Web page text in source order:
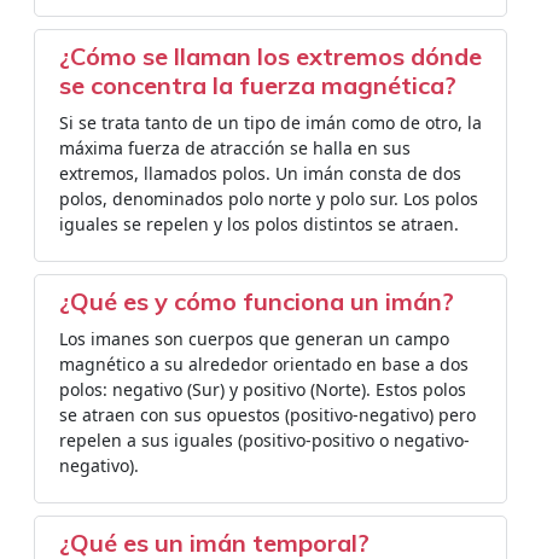
¿Cómo se llaman los extremos dónde
se concentra la fuerza magnética?
Si se trata tanto de un tipo de imán como de otro, la
máxima fuerza de atracción se halla en sus
extremos, llamados polos. Un imán consta de dos
polos, denominados polo norte y polo sur. Los polos
iguales se repelen y los polos distintos se atraen.
¿Qué es y cómo funciona un imán?
Los imanes son cuerpos que generan un campo
magnético a su alrededor orientado en base a dos
polos: negativo (Sur) y positivo (Norte). Estos polos
se atraen con sus opuestos (positivo-negativo) pero
repelen a sus iguales (positivo-positivo o negativo-
negativo).
¿Qué es un imán temporal?